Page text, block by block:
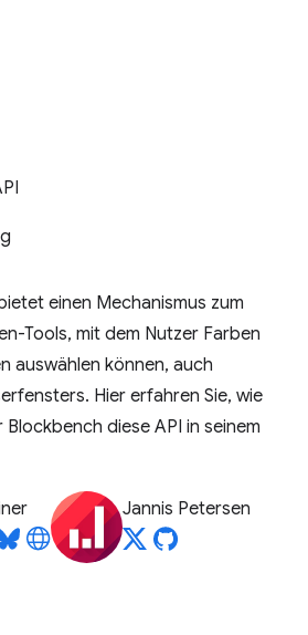
einen Mechanismus zum
Tools, mit dem Nutzer Farben
auswählen können, auch
Hier erfahren Sie, wie
diese API in seinem
Jannis Petersen